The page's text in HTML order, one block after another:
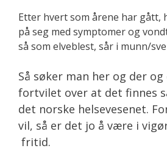
Etter hvert som årene har gått,
på seg med symptomer og
så som elveblest, sår i munn/
Så søker man her og der og
fortvilet over at det finnes
det norske helsevesenet.
vil, så er det jo å være i
fritid.